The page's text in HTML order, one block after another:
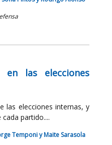
las elecciones
las elecciones internas, y
partido....
Temponi y Maite Sarasola